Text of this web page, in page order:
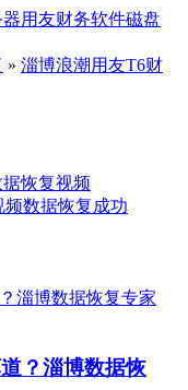
用友财务软件磁盘
» 淄博浪潮用友T6财
恢复视频
频数据恢复成功
？淄博数据恢